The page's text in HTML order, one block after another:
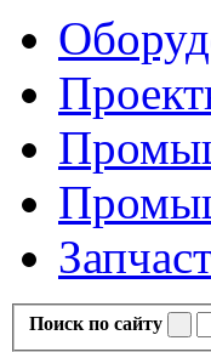
Поиск по сайту